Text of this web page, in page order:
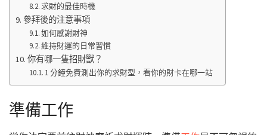
求財的最佳時機
參拜後的注意事項
如何感謝財神
維持財運的日常習慣
你有哪一隻招財獸？
1 分鐘免費測出你的求財型，看你的財卡在哪一站
準備工作